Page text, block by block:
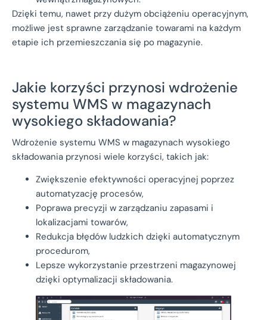
Dzięki temu, nawet przy dużym obciążeniu operacyjnym,
możliwe jest sprawne zarządzanie towarami na każdym
etapie ich przemieszczania się po magazynie.
Jakie korzyści przynosi wdrożenie
systemu WMS w magazynach
wysokiego składowania?
Wdrożenie systemu WMS w magazynach wysokiego
składowania przynosi wiele korzyści, takich jak:
Zwiększenie efektywności operacyjnej poprzez
automatyzację procesów,
Poprawa precyzji w zarządzaniu zapasami i
lokalizacjami towarów,
Redukcja błędów ludzkich dzięki automatycznym
procedurom,
Lepsze wykorzystanie przestrzeni magazynowej
dzięki optymalizacji składowania.